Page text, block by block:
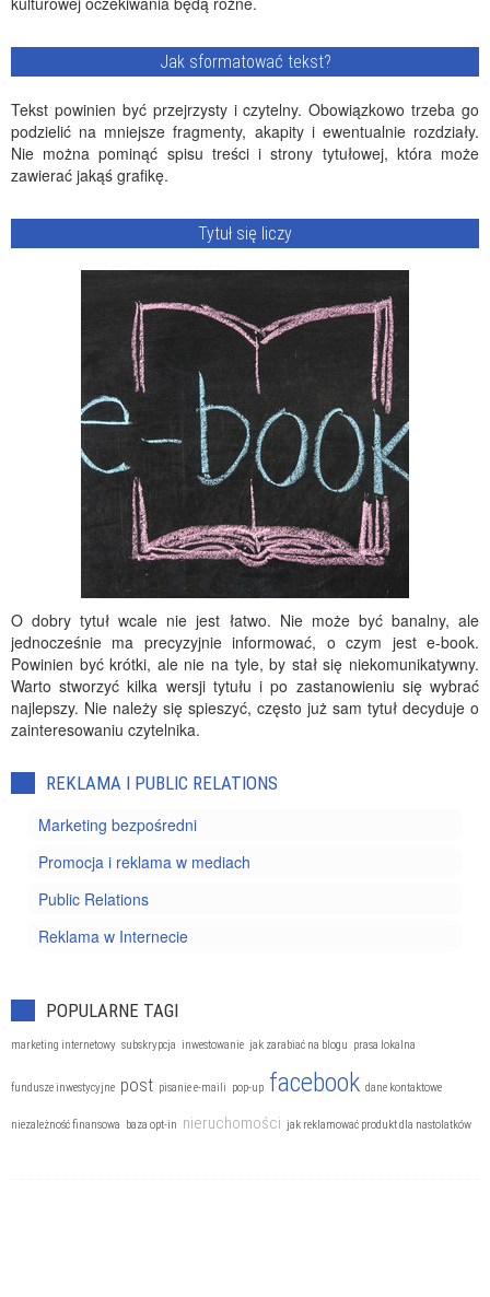
Jak sformatować tekst?
Tekst powinien być przejrzysty i czytelny. Obowiązkowo trzeba go
podzielić na mniejsze fragmenty, akapity i ewentualnie rozdziały.
Nie można pominąć spisu treści i strony tytułowej, która może
zawierać jakąś grafikę.
Tytuł się liczy
O dobry tytuł wcale nie jest łatwo. Nie może być banalny, ale
jednocześnie ma precyzyjnie informować, o czym jest e-book.
Powinien być krótki, ale nie na tyle, by stał się niekomunikatywny.
Warto stworzyć kilka wersji tytułu i po zastanowieniu się wybrać
najlepszy. Nie należy się spieszyć, często już sam tytuł decyduje o
zainteresowaniu czytelnika.
REKLAMA I PUBLIC RELATIONS
Marketing bezpośredni
Promocja i reklama w mediach
Public Relations
Reklama w Internecie
POPULARNE TAGI
marketing internetowy subskrypcja inwestowanie jak zarabiać na blogu prasa lokalna
fundusze inwestycyjne post pisanie e-maili pop-up facebook dane kontaktowe
niezależność finansowa baza opt-in nieruchomości jak reklamować produkt dla nastolatków